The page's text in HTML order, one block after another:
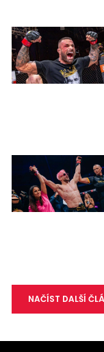
NAČÍST DALŠÍ